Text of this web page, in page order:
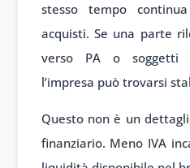
stesso tempo
acquisti. Se una parte
verso PA o soggetti
l’impresa può trovarsi
Questo non è un
finanziario. Meno IVA